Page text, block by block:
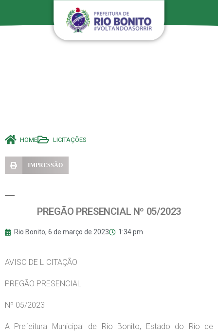
HOME LICITAÇÕES
IMPRESSÃO
PREGÃO PRESENCIAL Nº 05/2023
Rio Bonito, 6 de março de 2023 1:34 pm
AVISO DE LICITAÇÃO
PREGÃO PRESENCIAL
Nº 05/2023
A Prefeitura Municipal de Rio Bonito, Estado do Rio de